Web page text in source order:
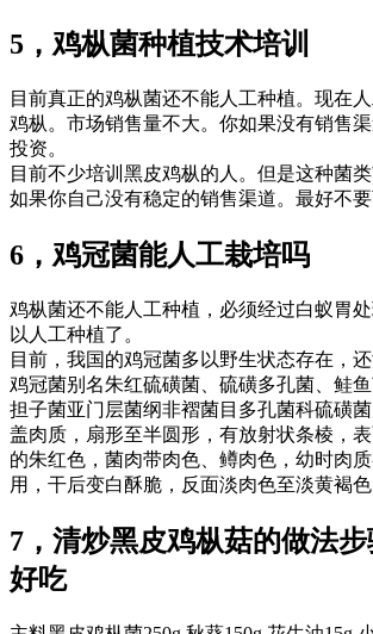
5，鸡枞菌种植技术培训
目前真正的鸡枞菌还不能人工种植。现在
鸡枞。市场销售量不大。你如果没有销售
投资。
目前不少培训黑皮鸡枞的人。但是这种菌类
如果你自己没有稳定的销售渠道。最好不要
6，鸡冠菌能人工栽培吗
鸡枞菌还不能人工种植，必须经过白蚁胃
以人工种植了。
目前，我国的鸡冠菌多以野生状态存在，还
鸡冠菌别名朱红硫磺菌、硫磺多孔菌、鲑
担子菌亚门层菌纲非褶菌目多孔菌科硫磺
盖肉质，扇形至半圆形，有放射状条棱，
的朱红色，菌肉带肉色、鳟肉色，幼时肉
用，干后变白酥脆，反面淡肉色至淡黄褐色
7，清炒黑皮鸡枞菇的做法
好吃